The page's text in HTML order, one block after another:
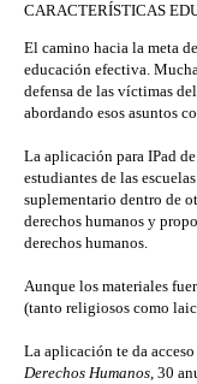
CARACTERÍSTICAS
El camino hacia la meta
educación efectiva.
defensa de las víctimas
abordando esos asuntos
La aplicación para IPad
estudiantes de las
suplementario dentro de
derechos humanos y
derechos humanos.
Aunque los materiales
(tanto religiosos como
La aplicación te da
Derechos Humanos, 30